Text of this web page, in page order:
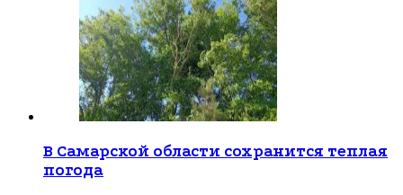
В Самарской области сохранится теплая
погода